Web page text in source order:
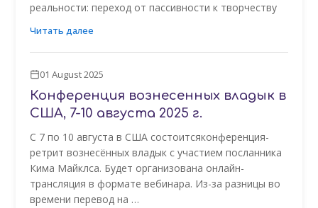
реальности: переход от пассивности к творчеству
Читать далее
01 August 2025
Конференция вознесенных владык в
США, 7-10 августа 2025 г.
С 7 по 10 августа в США состоитсяконференция-
ретрит вознесённых владык с участием посланника
Кима Майклса. Будет организована онлайн-
трансляция в формате вебинара. Из-за разницы во
времени перевод на …